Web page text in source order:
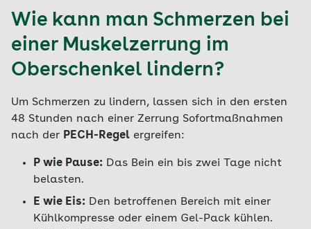
Wie kann man Schmerzen bei
einer Muskelzerrung im
Oberschenkel lindern?
Um Schmerzen zu lindern, lassen sich in den ersten
48 Stunden nach einer Zerrung Sofortmaßnahmen
nach der PECH-Regel ergreifen:
P wie Pause: Das Bein ein bis zwei Tage nicht
belasten.
E wie Eis: Den betroffenen Bereich mit einer
Kühlkompresse oder einem Gel-Pack kühlen.